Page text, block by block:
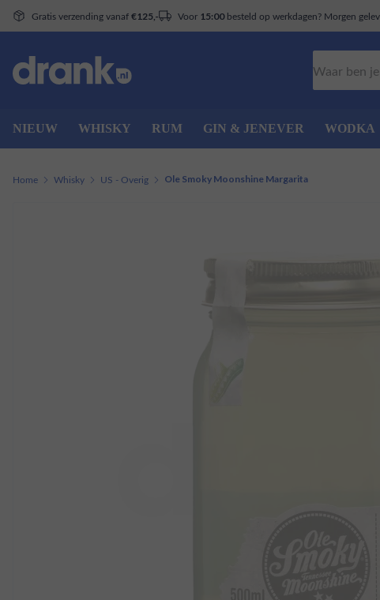
Gratis verzending vanaf €125,- Voor 15:00besteld op werkdagen? Morgen
NIEUW WHISKY RUM GIN & JENEVER WODKA
Home Whisky US - Overig Ole Smoky Moonshine Margarita